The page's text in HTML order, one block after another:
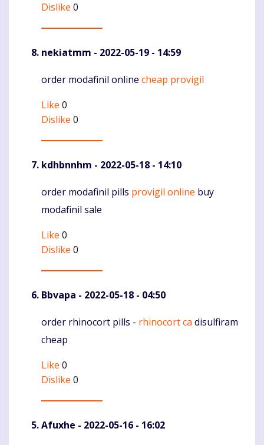
Dislike 0
nekiatmm - 2022-05-19 - 14:59
Komentaras
order modafinil online cheap provigil
Like 0
Dislike 0
kdhbnnhm - 2022-05-18 - 14:10
Komentaras
order modafinil pills provigil online buy
modafinil sale
Like 0
Dislike 0
Bbvapa - 2022-05-18 - 04:50
Komentaras
order rhinocort pills - rhinocort ca disulfiram
cheap
Like 0
Dislike 0
Afuxhe - 2022-05-16 - 16:02